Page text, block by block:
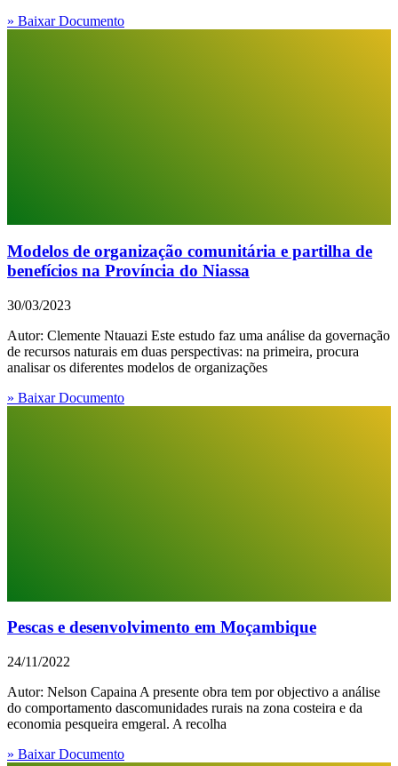
» Baixar Documento
Modelos de organização comunitária e partilha de
benefícios na Província do Niassa
30/03/2023
Autor: Clemente Ntauazi Este estudo faz uma análise da governação
de recursos naturais em duas perspectivas: na primeira, procura
analisar os diferentes modelos de organizações
» Baixar Documento
Pescas e desenvolvimento em Moçambique
24/11/2022
Autor: Nelson Capaina A presente obra tem por objectivo a análise
do comportamento dascomunidades rurais na zona costeira e da
economia pesqueira emgeral. A recolha
» Baixar Documento